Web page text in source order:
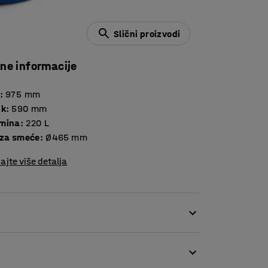
Slični proizvodi
informacije
: 975 mm
: 590 mm
: 220 L
smeće: Ø465 mm
više detalja
otvaranje i zatvaranje.